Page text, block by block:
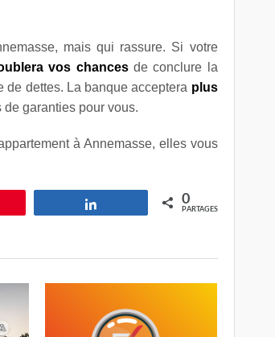
mais qui rassure. Si votre
vos chancesde conclure la
de dettes. La banque acceptera plus
garanties pour vous.
à Annemasse, elles vous
0
PARTAGES